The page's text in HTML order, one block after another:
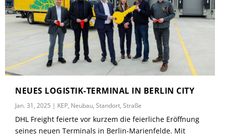
NEUES LOGISTIK-TERMINAL IN BERLIN CITY
Jan. 31, 2025 | KEP, Neubau,Standort,Straße
DHL Freight feierte vor kurzem die feierliche Eröffnung
seines neuen Terminals in Berlin-Marienfelde. Mit